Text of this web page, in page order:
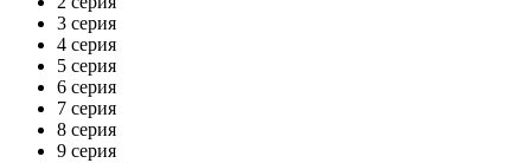
3 серия
4 серия
5 серия
6 серия
7 серия
8 серия
9 серия